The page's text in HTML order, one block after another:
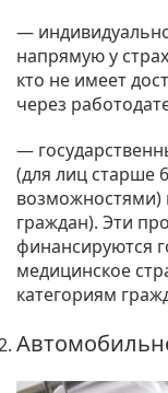
—
напрямую у
кто не имеет
через
—
(для лиц старше
возможностями)
граждан). Эти
финансируются
медицинское
категориям